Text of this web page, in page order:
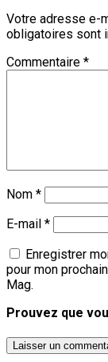
Votre adresse e-
obligatoires sont
Commentaire *
Nom *
E-mail *
Enregistrer
pour mon
Mag.
Prouvez que